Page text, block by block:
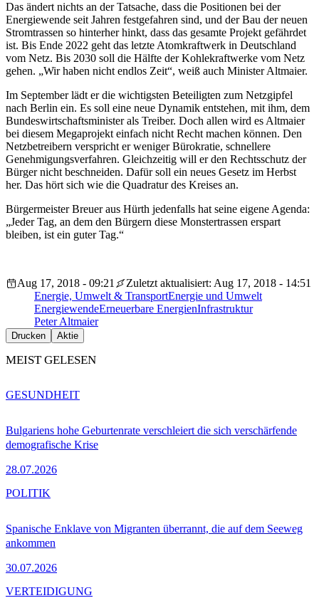
Das ändert nichts an der Tatsache, dass die Positionen bei der
Energiewende seit Jahren festgefahren sind, und der Bau der neuen
Stromtrassen so hinterher hinkt, dass das gesamte Projekt gefährdet
ist. Bis Ende 2022 geht das letzte Atomkraftwerk in Deutschland
vom Netz. Bis 2030 soll die Hälfte der Kohlekraftwerke vom Netz
gehen. „Wir haben nicht endlos Zeit“, weiß auch Minister Altmaier.
Im September lädt er die wichtigsten Beteiligten zum Netzgipfel
nach Berlin ein. Es soll eine neue Dynamik entstehen, mit ihm, dem
Bundeswirtschaftsminister als Treiber. Doch allen wird es Altmaier
bei diesem Megaprojekt einfach nicht Recht machen können. Den
Netzbetreibern verspricht er weniger Bürokratie, schnellere
Genehmigungsverfahren. Gleichzeitig will er den Rechtsschutz der
Bürger nicht beschneiden. Dafür soll ein neues Gesetz im Herbst
her. Das hört sich wie die Quadratur des Kreises an.
Bürgermeister Breuer aus Hürth jedenfalls hat seine eigene Agenda:
„Jeder Tag, an dem den Bürgern diese Monstertrassen erspart
bleiben, ist ein guter Tag.“
Aug 17, 2018 - 09:21
Zuletzt aktualisiert: Aug 17, 2018 - 14:51
Energie, Umwelt & TransportEnergie und Umwelt
EnergiewendeErneuerbare EnergienInfrastruktur
Peter Altmaier
Drucken Aktie
MEIST GELESEN
Bulgariens hohe Geburtenrate verschleiert die sich verschärfende
demografische Krise
28.07.2026
GESUNDHEIT
Spanische Enklave von Migranten überrannt, die auf dem Seeweg
ankommen
30.07.2026
POLITIK
VERTEIDIGUNG